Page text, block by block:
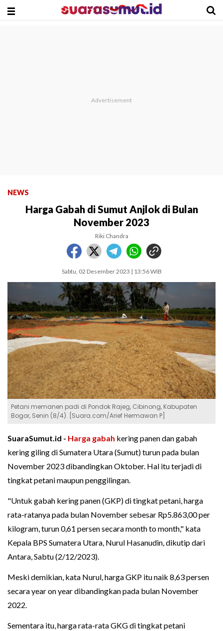
NEWS
Harga Gabah di Sumut Anjlok di Bulan
November 2023
Riki Chandra
Sabtu, 02 Desember 2023 | 13:56 WIB
Petani memanen padi di Pondok Rajeg, Cibinong, Kabupaten
Bogor, Senin (8/4). [Suara.com/Arief Hermawan P]
SuaraSumut.id - Harga gabah kering panen dan gabah
kering giling di Sumatera Utara (Sumut) turun pada bulan
November 2023 dibandingkan Oktober. Hal itu terjadi di
tingkat petani maupun penggilingan.
"Untuk gabah kering panen (GKP) di tingkat petani, harga
rata-ratanya pada bulan November sebesar Rp5.863,00 per
kilogram, turun 0,61 persen secara month to month," kata
Kepala BPS Sumatera Utara, Nurul Hasanudin, dikutip dari
Antara, Sabtu (2/12/2023).
Meski demikian, kata Nurul, harga GKP itu naik 8,63 persen
secara year on year dibandingkan pada bulan November
2022.
Sementara itu, harga rata-rata GKG di tingkat petani